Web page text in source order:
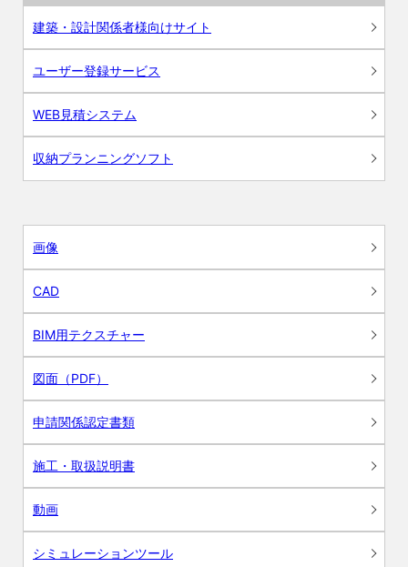
建築・設計関係者様向けサイト
ユーザー登録サービス
WEB見積システム
収納プランニングソフト
画像
CAD
BIM用テクスチャー
図面（PDF）
申請関係認定書類
施工・取扱説明書
動画
シミュレーションツール